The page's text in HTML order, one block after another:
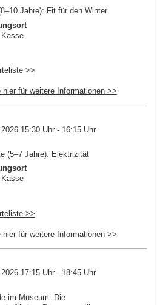
Jahre): Fit für den Winter
>>
hier für weitere Informationen >>
15:30 Uhr - 16:15 Uhr
(5–7 Jahre): Elektrizität
>>
hier für weitere Informationen >>
17:15 Uhr - 18:45 Uhr
im Museum: Die